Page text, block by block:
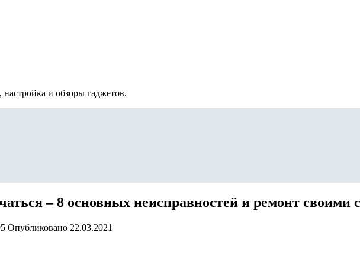
и обзоры гаджетов.
– 8 основных неисправностей и ремонт своими
Опубликовано 22.03.2021